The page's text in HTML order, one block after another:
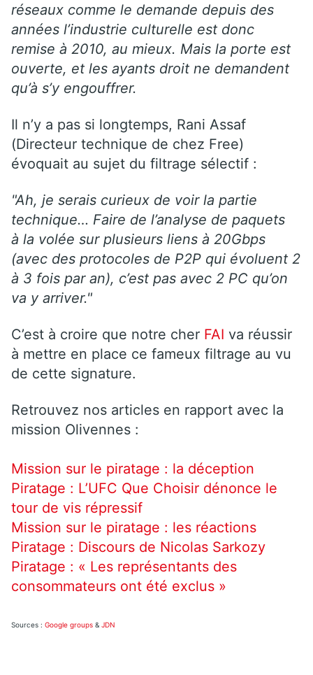
réseaux comme le demande depuis des
années l’industrie culturelle est donc
remise à 2010, au mieux. Mais la porte est
ouverte, et les ayants droit ne demandent
qu’à s’y engouffrer.
Il n’y a pas si longtemps, Rani Assaf
(Directeur technique de chez Free)
évoquait au sujet du filtrage sélectif :
"Ah, je serais curieux de voir la partie
technique… Faire de l’analyse de paquets
à la volée sur plusieurs liens à 20Gbps
(avec des protocoles de P2P qui évoluent 2
à 3 fois par an), c’est pas avec 2 PC qu’on
va y arriver."
C’est à croire que notre cher FAI va réussir
à mettre en place ce fameux filtrage au vu
de cette signature.
Retrouvez nos articles en rapport avec la
mission Olivennes :
Mission sur le piratage : la déception
Piratage : L’UFC Que Choisir dénonce le
tour de vis répressif
Mission sur le piratage : les réactions
Piratage : Discours de Nicolas Sarkozy
Piratage : « Les représentants des
consommateurs ont été exclus »
Sources : Google groups & JDN